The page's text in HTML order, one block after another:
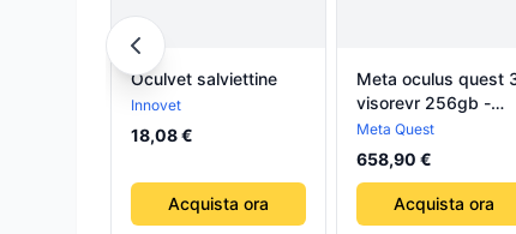
Oculvet salviettine
Innovet
18,08 €
Acquista ora
Meta oculus quest
visorevr 256gb -
0815820025313
Meta Quest
658,90 €
Acquista ora